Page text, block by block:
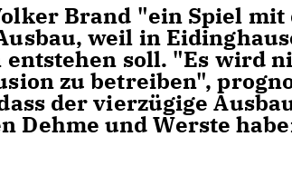
Brand "ein Spiel
weil in
soll. "Es wird
zu betreiben",
der vierzügige
Dehme und Werste